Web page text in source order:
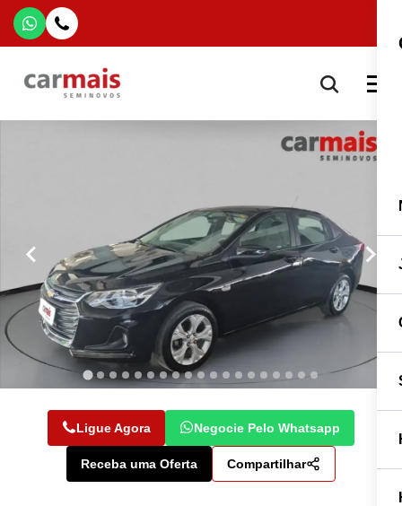
Ligue Agora Negocie Pelo Whatsapp
Receba uma Oferta Compartilhar